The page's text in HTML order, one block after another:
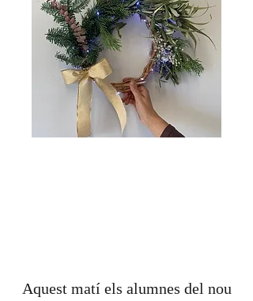
Aquest matí els alumnes del nou